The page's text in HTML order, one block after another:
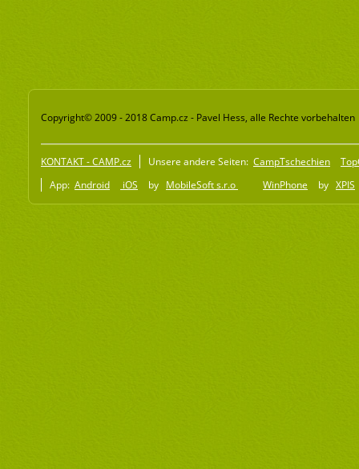
Copyright© 2009 - 2018 Camp.cz - Pavel Hess, alle Rechte vorbehalten
KONTAKT - CAMP.cz Unsere andere Seiten: CampTschechien
App: Android iOS by MobileSoft s.r.o WinPhone by XPIS